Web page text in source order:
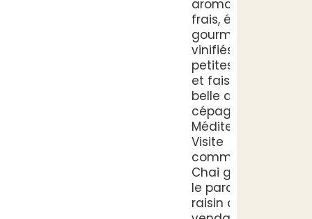
aromatiques et
frais, élégants et
gourmands,
vinifiés en
petites cuvées
et faisant la part
belle aux
cépages de
Méditerranée. •
Visite
commentée du
Chai gratuite : «
le parcours du
raisin de la